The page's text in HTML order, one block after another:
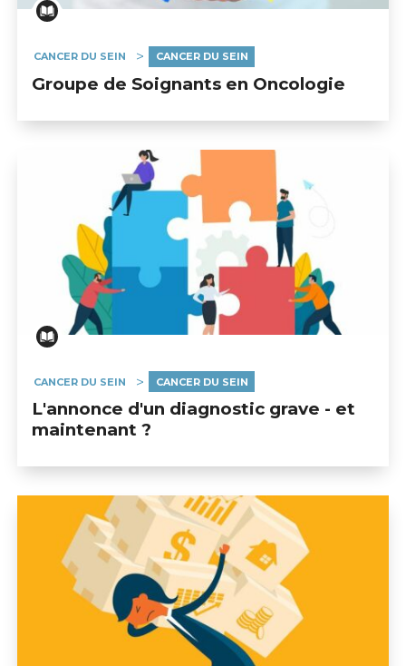
CANCER DU SEIN CANCER DU SEIN
Groupe de Soignants en Oncologie
CANCER DU SEIN CANCER DU SEIN
L'annonce d'un diagnostic grave - et
maintenant ?